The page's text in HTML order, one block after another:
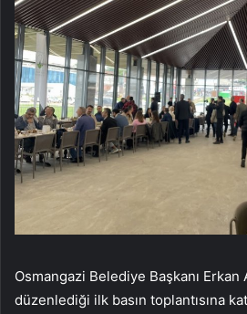
Osmangazi Belediye Başkanı Erkan
düzenlediği ilk basın toplantısına